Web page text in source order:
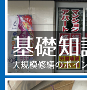
基礎知
大規模修繕のポイ